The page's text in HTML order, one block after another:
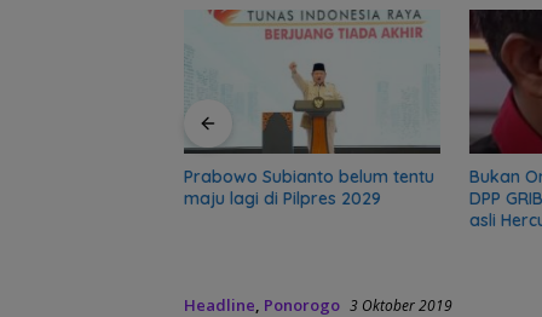
Prabowo Subianto belum tentu
maju lagi di Pilpres 2029
Bukan
DPP
asli
Headline Ponorogo 3 Oktober 2019